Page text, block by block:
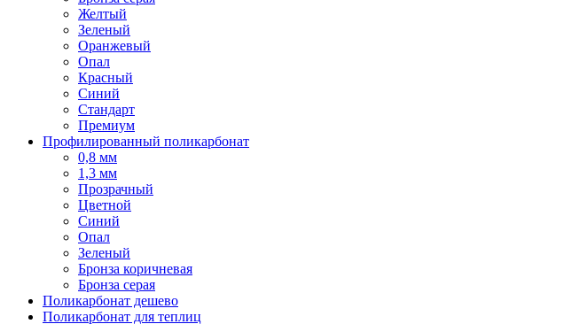
Желтый
Зеленый
Оранжевый
Опал
Красный
Синий
Стандарт
Премиум
Профилированный поликарбонат
0,8 мм
1,3 мм
Прозрачный
Цветной
Синий
Опал
Зеленый
Бронза коричневая
Бронза серая
Поликарбонат дешево
Поликарбонат для теплиц